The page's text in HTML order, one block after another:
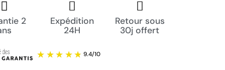
2
Expédition
24H
Retour sous
30j offert